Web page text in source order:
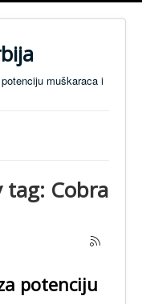
muškaraca i
tag: Cobra
potenciju